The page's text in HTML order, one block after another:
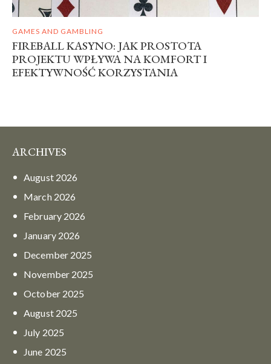
GAMES AND GAMBLING
FIREBALL KASYNO: JAK PROSTOTA
PROJEKTU WPŁYWA NA KOMFORT I
EFEKTYWNOŚĆ KORZYSTANIA
ARCHIVES
August 2026
March 2026
February 2026
January 2026
December 2025
November 2025
October 2025
August 2025
July 2025
June 2025